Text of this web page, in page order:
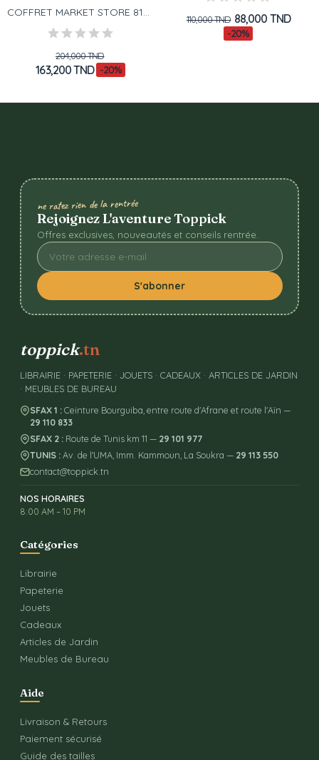
COFFRET MARKET STORE 81PCS
204,000 TND
163,200 TND -20%
110,000 TND 88,000 TND
-20%
ne ratez rien de la rentrée
Rejoignez L'aventure Toppick
Offres exclusives, nouveautés et conseils rentrée.
S'abonner
toppick.tn
LIBRAIRIE · PAPETERIE · JOUETS · CADEAUX · ARTICLES DE JARDIN
· MEUBLES DE BUREAU
SFAX 1 : Ceinture Bourguiba, entre route d'Afrane et route l'Aïn —
29 110 833
SFAX 2 : Route de Tunis km 11 — 29 101 977
TUNIS : Av. de l'UMA, Imm. Kammoun, La Soukra — 29 113 550
contact@toppick.tn
NOS HORAIRES
8:00 AM – 10 PM
Catégories
Librairie
Papeterie
Jouets
Cadeaux
Articles de Jardin
Meubles de Bureau
Aide
Livraison & Retours
Paiement sécurisé
Guide des tailles